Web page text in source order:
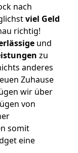
nach
viel Geld
richtig!
und
zu
anderes
Zuhause
wir über
von
somit
eine